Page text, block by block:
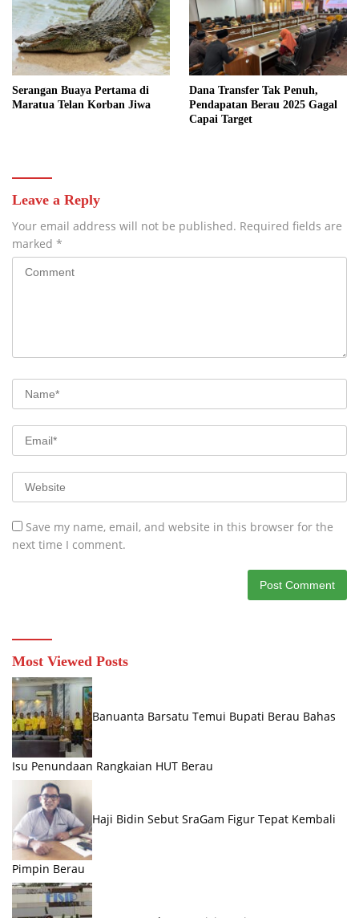
Serangan Buaya Pertama di
Maratua Telan Korban Jiwa
Dana Transfer Tak Penuh,
Pendapatan Berau 2025 Gagal
Capai Target
Leave a Reply
Your email address will not be published. Required fields are
marked *
Save my name, email, and website in this browser for the
next time I comment.
Most Viewed Posts
Banuanta Barsatu Temui Bupati Berau Bahas
Isu Penundaan Rangkaian HUT Berau
Haji Bidin Sebut SraGam Figur Tepat Kembali
Pimpin Berau